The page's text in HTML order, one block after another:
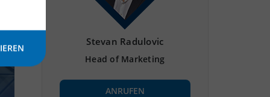
Stevan Radulovic
Head of Marketing
ANRUFEN